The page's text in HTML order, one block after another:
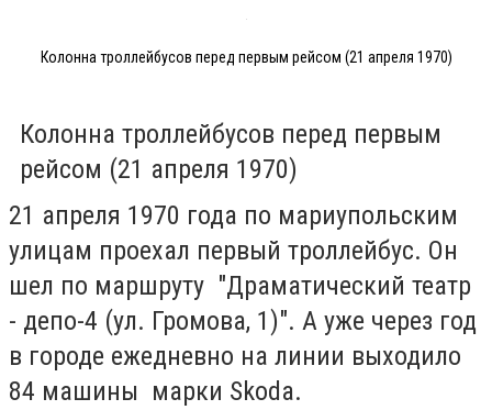
Колонна троллейбусов перед первым рейсом (21 апреля 1970)
Колонна троллейбусов перед первым
рейсом (21 апреля 1970)
21 апреля 1970 года по мариупольским
улицам проехал первый троллейбус. Он
шел по маршруту "Драматический театр
- депо-4 (ул. Громова, 1)". А уже через год
в городе ежедневно на линии выходило
84 машины марки Skoda.